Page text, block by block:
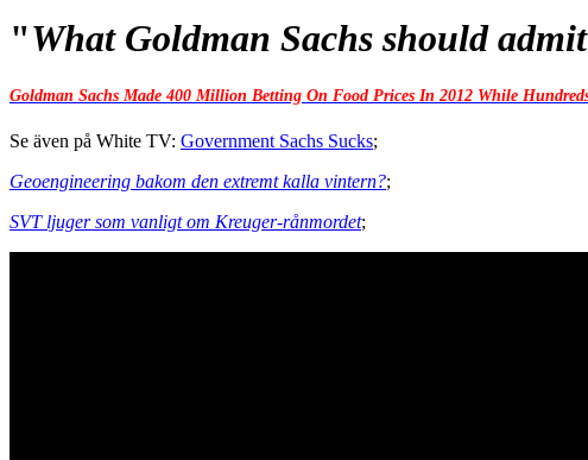
"What Goldman Sachs should
Goldman Sachs Made 400 Million Betting On Food Prices In 2012 While
Se även på White TV: Government Sachs Sucks;
Geoengineering bakom den extremt kalla vintern?;
SVT ljuger som vanligt om Kreuger-rånmordet;